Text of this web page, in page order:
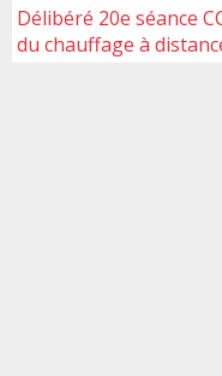
Délibéré 20e séance
du chauffage à